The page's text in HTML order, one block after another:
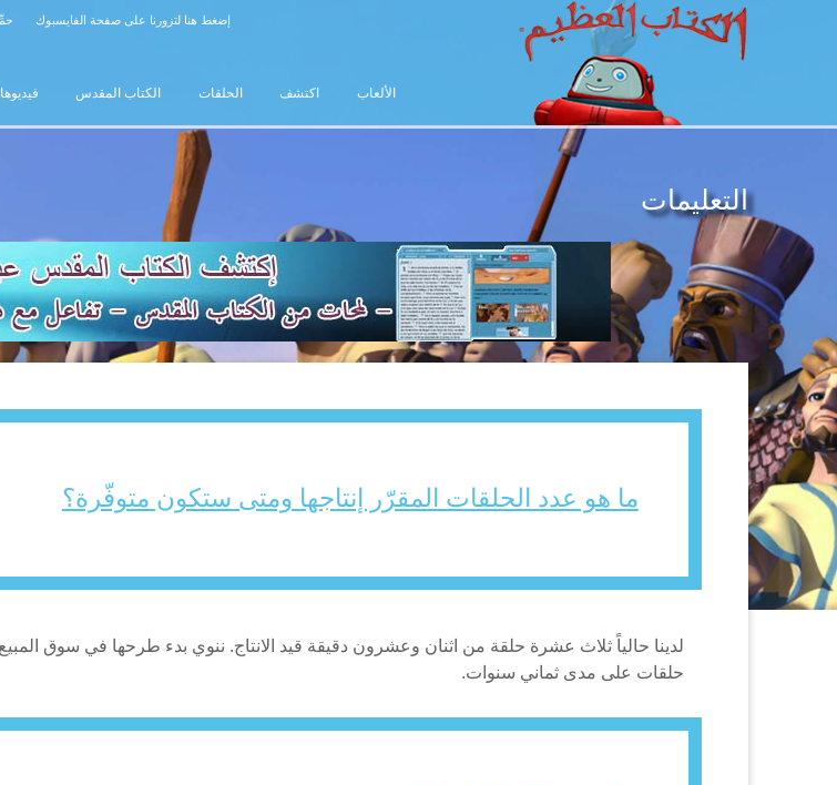
إضغط هنا لتزورنا على صفحة الفايسبوك
الألعاب اكتشف الحلقات الكتاب المقدس
التعليمات
ما هو عدد الحلقات المقرّر إنتاجها ومتى ستكون متوفّرة؟
حلقات على مدى ثماني سنوات.